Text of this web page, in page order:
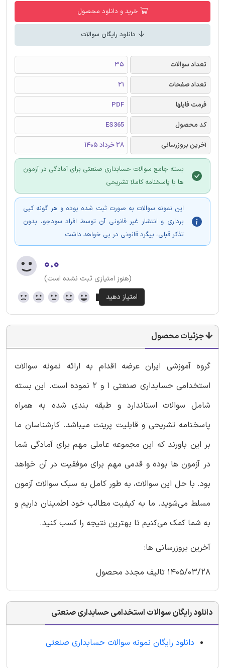
خرید و دانلود محصول
دانلود رایگان سوالات
تعداد سوالات
35
تعداد صفحات
21
فرمت فایلها
PDF
کد محصول
ES365
آخرین بروزرسانی
28 خرداد 1405
بسته جامع سوالات حسابداری صنعتی برای آمادگی در آزمون
ها با پاسخنامه کاملا تشریحی
این نمونه سوالات به صورت ثبت شده بوده و هر گونه کپی
برداری و انتشار غیر قانونی آن توسط افراد سودجو، بدون
تذکر قبلی، پیگرد قانونی در پی خواهد داشت.
۰.۰
(هنوز امتیازی ثبت نشده است)
جزئیات محصول
گروه آموزشی ایران عرضه اقدام به ارائه نمونه سوالات
استخدامی حسابداری صنعتی 1 و 2 نموده است. این بسته
شامل سوالات استاندارد و طبقه بندی شده به همراه
پاسخنامه تشریحی و قابلیت پرینت میباشد. کارشناسان ما
بر این باورند که این مجموعه عاملی مهم برای آمادگی شما
در آزمون ها بوده و قدمی مهم برای موفقیت در آن خواهد
بود. با حل این سوالات، به طور کامل به سبک سوالات آزمون
مسلط می‌شوید. ما به کیفیت مطالب خود اطمینان داریم و
به شما کمک می‌کنیم تا بهترین نتیجه را کسب کنید.
آخرین بروزرسانی ها:
1405/03/28 تالیف مجدد محصول
دانلود رایگان سوالات استخدامی حسابداری صنعتی
دانلود رایگان نمونه سوالات حسابداری صنعتی